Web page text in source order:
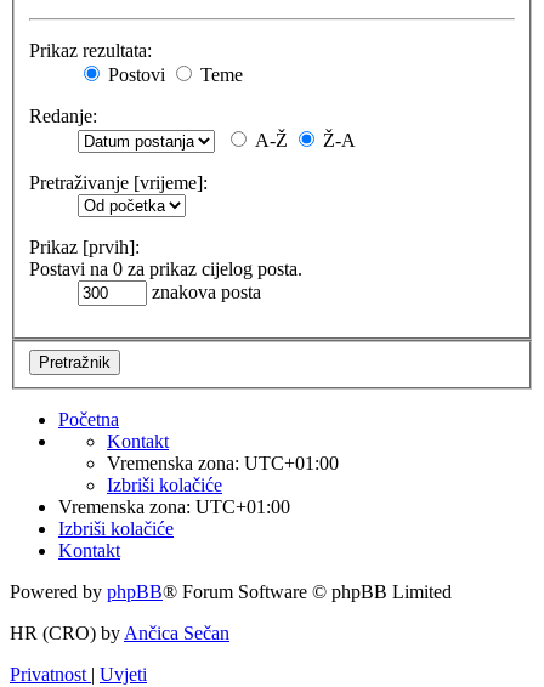
Prikaz rezultata:
Postovi
Teme
Redanje:
A-Ž
Ž-A
Pretraživanje [vrijeme]:
Prikaz [prvih]:
Postavi na 0 za prikaz cijelog posta.
znakova posta
Početna
Kontakt
Vremenska zona: UTC+01:00
Izbriši kolačiće
Vremenska zona: UTC+01:00
Izbriši kolačiće
Kontakt
Powered by phpBB® Forum Software © phpBB Limited
HR (CRO) by Ančica Sečan
Privatnost | Uvjeti